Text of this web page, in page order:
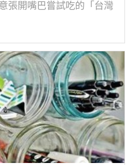
張開嘴巴嘗試吃的「台灣